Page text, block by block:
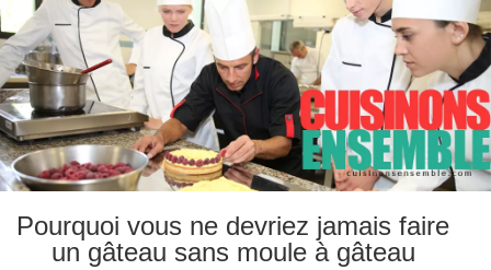
Pourquoi vous ne devriez jamais faire
un gâteau sans moule à gâteau